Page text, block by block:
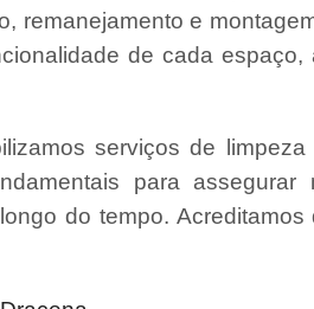
remanejamento e
de cada espaço,
serviços de
para
do tempo.